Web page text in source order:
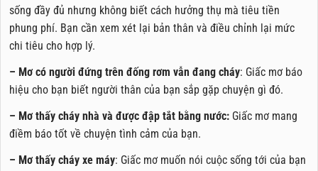
sống đầy đủ nhưng không biết cách hưởng thụ mà tiêu tiền
phung phí. Bạn cần xem xét lại bản thân và điều chỉnh lại mức
chi tiêu cho hợp lý.
– Mơ có người đứng trên đống rơm vẫn đang cháy: Giấc mơ báo
hiệu cho bạn biết người thân của bạn sắp gặp chuyện gì đó.
– Mơ thấy cháy nhà và được đập tắt bằng nước: Giấc mơ mang
điềm báo tốt về chuyện tình cảm của bạn.
– Mơ thấy cháy xe máy: Giấc mơ muốn nói cuộc sống tới của bạn